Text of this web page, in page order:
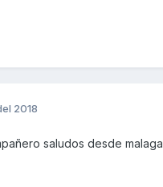
2018
saludos desde malaga